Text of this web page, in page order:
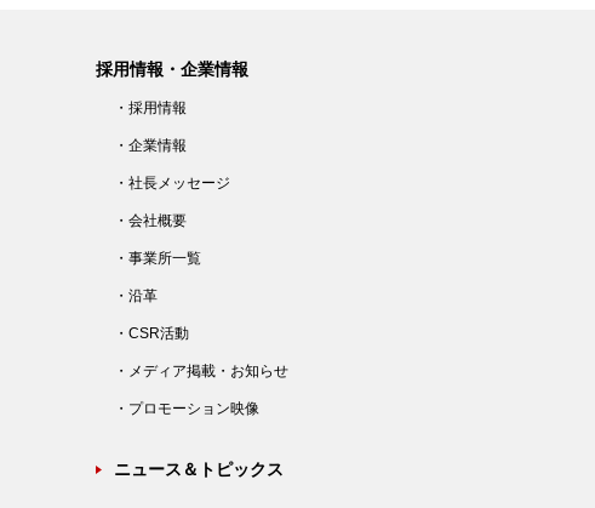
採用情報・企業情報
・採用情報
・企業情報
・社長メッセージ
・会社概要
・事業所一覧
・沿革
・CSR活動
・メディア掲載・お知らせ
・プロモーション映像
ニュース＆トピックス